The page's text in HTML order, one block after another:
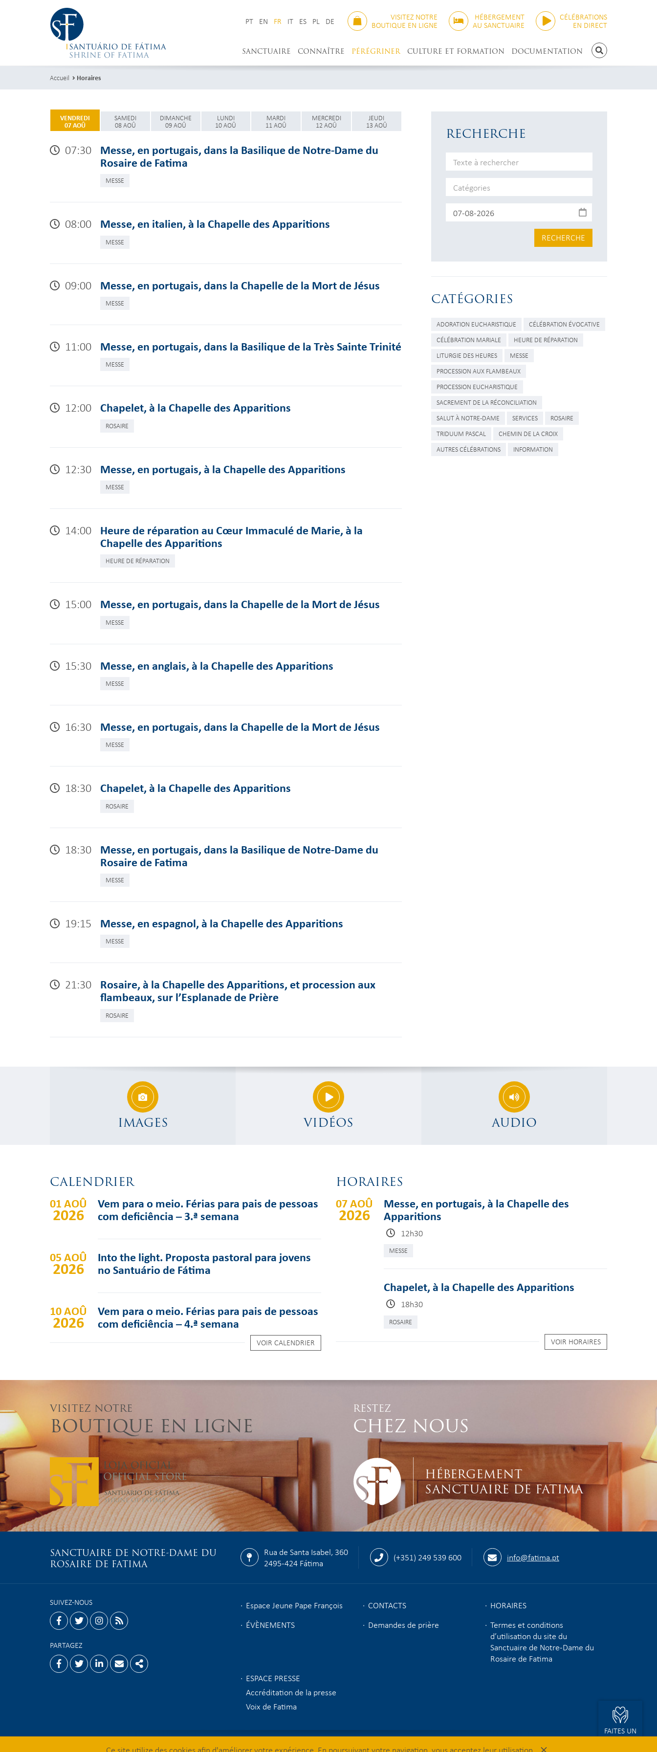
PT EN FR IT ES PL DE VISITEZ NOTRE
BOUTIQUE EN LIGNE
HÉBERGEMENT
AU SANCTUAIRE
CÉLÉBRATIONS
EN DIRECT
RECHERCHE
SANCTUAIRE CONNAÎTRE PÉRÉGRINER CULTURE ET FORMATION DOCUMENTATION
Accueil Horaires
RECHERCHE
RECHERCHE
CATÉGORIES
ADORATION EUCHARISTIQUE
CÉLÉBRATION ÉVOCATIVE
CÉLÉBRATION MARIALE
HEURE DE RÉPARATION
LITURGIE DES HEURES
MESSE
PROCESSION AUX FLAMBEAUX
PROCESSION EUCHARISTIQUE
SACREMENT DE LA RÉCONCILIATION
SALUT À NOTRE-DAME
SERVICES
ROSAIRE
TRIDUUM PASCAL
CHEMIN DE LA CROIX
AUTRES CÉLÉBRATIONS
INFORMATION
VENDREDI
07 AOÛ
SAMEDI
08 AOÛ
DIMANCHE
09 AOÛ
LUNDI
10 AOÛ
MARDI
11 AOÛ
MERCREDI
12 AOÛ
JEUDI
13 AOÛ
07:30 Messe, en portugais, dans la Basilique de Notre-Dame du
Rosaire de Fatima
MESSE
08:00 Messe, en italien, à la Chapelle des Apparitions
MESSE
09:00 Messe, en portugais, dans la Chapelle de la Mort de Jésus
MESSE
11:00 Messe, en portugais, dans la Basilique de la Très Sainte Trinité
MESSE
12:00 Chapelet, à la Chapelle des Apparitions
ROSAIRE
12:30 Messe, en portugais, à la Chapelle des Apparitions
MESSE
14:00 Heure de réparation au Cœur Immaculé de Marie, à la
Chapelle des Apparitions
HEURE DE RÉPARATION
15:00 Messe, en portugais, dans la Chapelle de la Mort de Jésus
MESSE
15:30 Messe, en anglais, à la Chapelle des Apparitions
MESSE
16:30 Messe, en portugais, dans la Chapelle de la Mort de Jésus
MESSE
18:30 Chapelet, à la Chapelle des Apparitions
ROSAIRE
18:30 Messe, en portugais, dans la Basilique de Notre-Dame du
Rosaire de Fatima
MESSE
19:15 Messe, en espagnol, à la Chapelle des Apparitions
MESSE
21:30 Rosaire, à la Chapelle des Apparitions, et procession aux
flambeaux, sur l’Esplanade de Prière
ROSAIRE
IMAGES VIDÉOS AUDIO
CALENDRIER
01 AOÛ
2026
Vem para o meio. Férias para pais de pessoas
com deficiência – 3.ª semana
05 AOÛ
2026
Into the light. Proposta pastoral para jovens
no Santuário de Fátima
10 AOÛ
2026
Vem para o meio. Férias para pais de pessoas
com deficiência – 4.ª semana
VOIR CALENDRIER
HORAIRES
07 AOÛ
2026
Messe, en portugais, à la Chapelle des
Apparitions
12h30
MESSE
Chapelet, à la Chapelle des Apparitions
18h30
ROSAIRE
VOIR HORAIRES
VISITEZ NOTRE
BOUTIQUE EN LIGNE
RESTEZ
CHEZ NOUS
HÉBERGEMENT
SANCTUAIRE DE FATIMA
SANCTUAIRE DE NOTRE-DAME DU
ROSAIRE DE FATIMA
Rua de Santa Isabel, 360
2495-424 Fátima
(+351) 249 539 600 info@fatima.pt
Espace Jeune Pape François CONTACTS
HORAIRES
ÉVÈNEMENTS
Demandes de prière
Termes et conditions
d’utilisation du site du
Sanctuaire de Notre-Dame du
Rosaire de Fatima
ESPACE PRESSE
Accréditation de la presse
Voix de Fatima
SUIVEZ-NOUS
facebooktwitterinstagram
rss
PARTAGEZ
FacebookTwitterLinkedinEmailShare
© 2026 Sanctuaire de Fatima
FAITES UN
DON
Ce site utilize des cookies afin d'améliorer votre expérience. En poursuivant votre navigation, vous acceptez leur utilisation.